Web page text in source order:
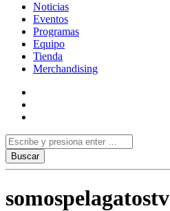
Noticias
Eventos
Programas
Equipo
Tienda
Merchandising
somospelagatostv